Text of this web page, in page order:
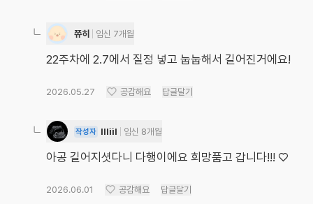
쮸히 임신 7개월
22주차에 2.7에서 질정 넣고 눕눕해서 길어진거에요!
2026.05.27 공감해요 답글달기
작성자 llliil 임신 8개월
아공 길어지셧다니 다행이에요 희망품고 갑니다!!! ♡
2026.06.01 공감해요 답글달기